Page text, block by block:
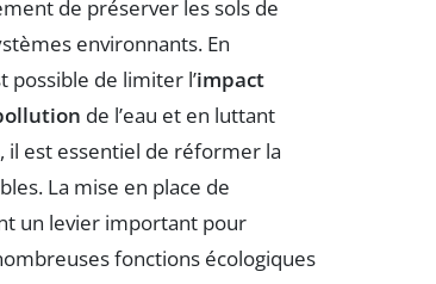
de préserver les sols de
environnants. En
possible de limiter l’impact
de l’eau et en luttant
il est essentiel de réformer la
La mise en place de
un levier important pour
fonctions écologiques